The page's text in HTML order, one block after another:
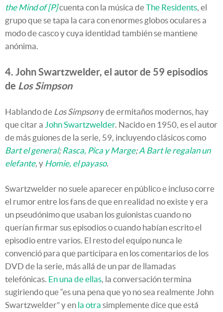
the Mind of [P]cuenta con la música deThe Residents, el
grupo que se tapa la cara con enormes globos oculares a
modo de casco y cuya identidad también se mantiene
anónima.
4. John Swartzwelder, el autor de 59 episodios
de Los Simpson
Hablando de Los Simpsony de ermitaños modernos, hay
que citar a John Swartzwelder. Nacido en 1950, es el autor
de más guiones de la serie, 59, incluyendo clásicos como
Bart el general; Rasca, Pica y Marge;A Bart le regalan un
elefante, y Homie, el payaso.
Swartzwelder no suele aparecer en público e incluso corre
el rumor entre los fans de que en realidad no existe y era
un pseudónimo que usaban los guionistas cuando no
querían firmar sus episodios o cuando habían escrito el
episodio entre varios. El resto del equipo nunca le
convenció para que participara en los comentarios de los
DVD de la serie, más allá de un par de llamadas
telefónicas. En una de ellas, la conversación termina
sugiriendo que “es una pena que yo no sea realmente John
Swartzwelder” y en la otra simplemente dice que está